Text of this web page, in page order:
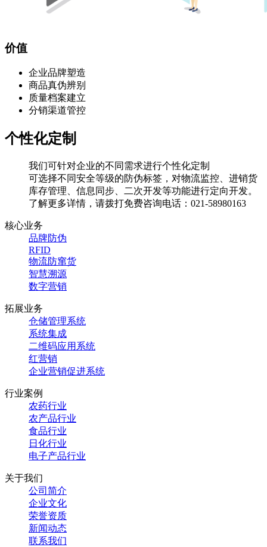
价值
企业品牌塑造
商品真伪辨别
质量档案建立
分销渠道管控
个性化定制
我们可针对企业的不同需求进行个性化定制
可选择不同安全等级的防伪标签，对物流监控、进销货
库存管理、信息同步、
二次开发等功能进行定向开发。
了解更多详情，请拨打免费咨询电话：021-58980163
核心业务
品牌防伪
RFID
物流防窜货
智慧溯源
数字营销
拓展业务
仓储管理系统
系统集成
二维码应用系统
红营销
企业营销促进系统
行业案例
农药行业
农产品行业
食品行业
日化行业
电子产品行业
关于我们
公司简介
企业文化
荣誉资质
新闻动态
联系我们